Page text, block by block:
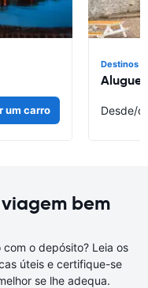
um carro
Destinos
Desde/
bem
o depósito? Leia os
úteis e certifique-se
se lhe adequa.